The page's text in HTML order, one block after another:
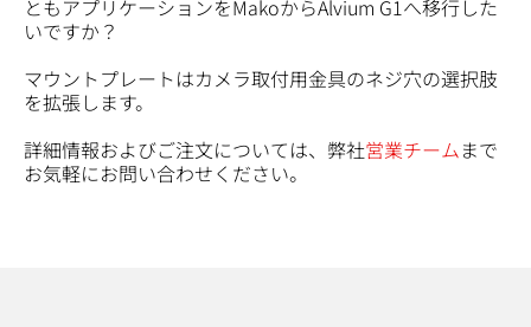
ともアプリケーションをMakoからAlvium G1へ移行した
いですか？
マウントプレートはカメラ取付用金具のネジ穴の選択肢
を拡張します。
詳細情報およびご注文については、弊社営業チームまで
お気軽にお問い合わせください。